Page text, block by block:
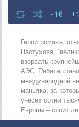
-10
Герои романа,
Пастухова,
взорвать
АЭС. Ребята
международной
маньяка, за
унесет сотни
Европы – стоит